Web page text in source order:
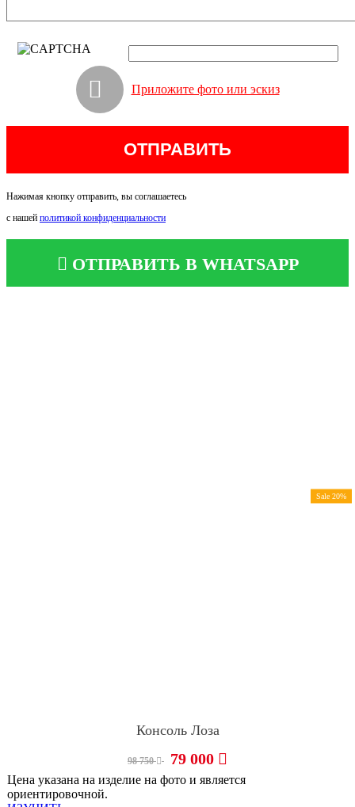
Приложите фото или эскиз
Нажимая кнопку отправить, вы соглашаетесь
с нашей политикой конфиденциальности
ОТПРАВИТЬ В WHATSAPP
Sale 20%
Консоль Лоза
98 750 79 000
Цена указана на изделие на фото и является
ориентировочной.